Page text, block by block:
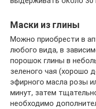
Маски из глины
Можно приобрести в
любого вида, в
порошок глины в
зеленого чая (хорошо
эфирного масла розы
минут, затем
необходимо